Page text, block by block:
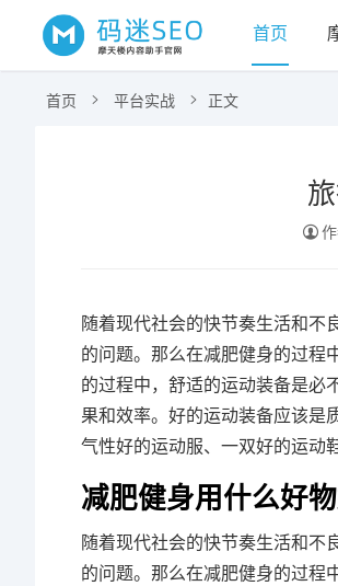
首页
首页 平台实战 正文
随着现代社会的快节奏生活和不
的问题。那么在减肥健身的过程
的过程中，舒适的运动装备是必
果和效率。好的运动装备应该是
气性好的运动服、一双好的运动
减肥健身用什么好
随着现代社会的快节奏生活和不
的问题。那么在减肥健身的过程